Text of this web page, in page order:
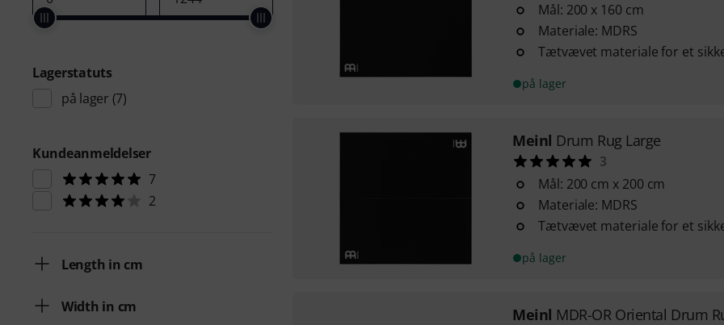
Lagerstatuts
på lager (7)
Kundeanmeldelser
7
2
Length in cm
Width in cm
Mål: 200 x 160 cm
Materiale: MDRS
Tætvævet materiale for et
på lager
Meinl Drum Rug Large
3
Mål: 200 cm x 200 cm
Materiale: MDRS
Tætvævet materiale for et
på lager
Meinl MDR-OR Oriental Drum